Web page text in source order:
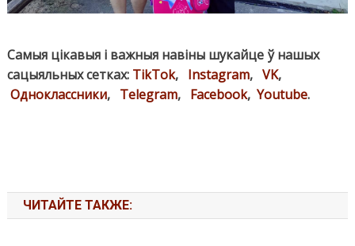
Самыя цікавыя і важныя навіны шукайце ў нашых
сацыяльных сетках: TikTok, Instagram, VK,
Одноклассники, Telegram, Facebook, Youtube.
ЧИТАЙТЕ ТАКЖЕ: